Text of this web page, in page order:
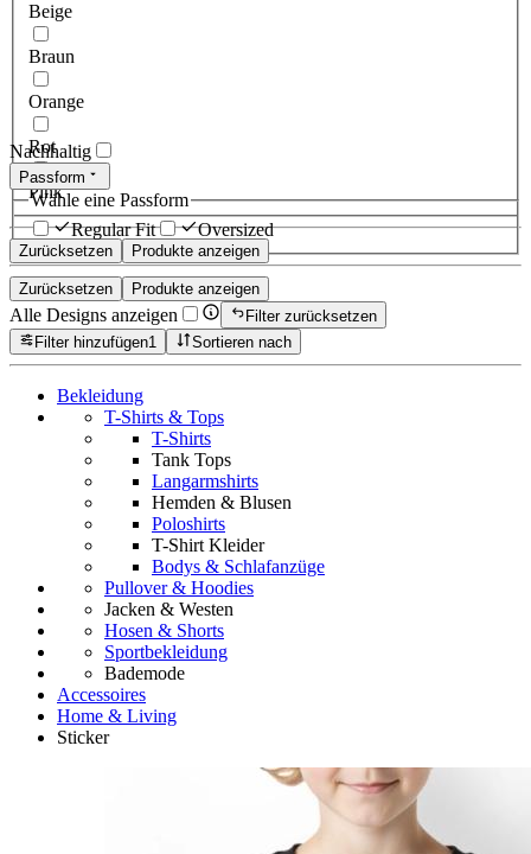
Beige
Braun
Orange
Rot
Pink
Zurücksetzen Produkte anzeigen
Nachhaltig
Passform
Wähle eine Passform
Regular Fit
Oversized
Zurücksetzen Produkte anzeigen
Alle Designs anzeigen
Filter zurücksetzen
Filter hinzufügen1 Sortieren nach
Bekleidung
T-Shirts & Tops
T-Shirts
Tank Tops
Langarmshirts
Hemden & Blusen
Poloshirts
T-Shirt Kleider
Bodys & Schlafanzüge
Pullover & Hoodies
Jacken & Westen
Hosen & Shorts
Sportbekleidung
Bademode
Accessoires
Home & Living
Sticker